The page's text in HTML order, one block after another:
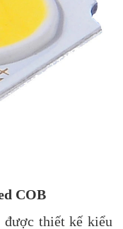
COB
được thiết kế kiểu